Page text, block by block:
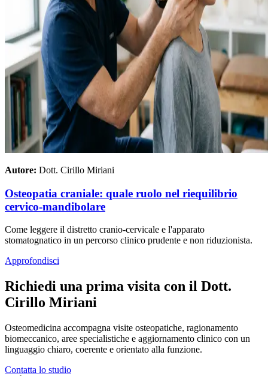
Autore: Dott. Cirillo Miriani
Osteopatia craniale: quale ruolo nel riequilibrio
cervico-mandibolare
Come leggere il distretto cranio-cervicale e l'apparato
stomatognatico in un percorso clinico prudente e non riduzionista.
Approfondisci
Richiedi una prima visita con il Dott.
Cirillo Miriani
Osteomedicina accompagna visite osteopatiche, ragionamento
biomeccanico, aree specialistiche e aggiornamento clinico con un
linguaggio chiaro, coerente e orientato alla funzione.
Contatta lo studio